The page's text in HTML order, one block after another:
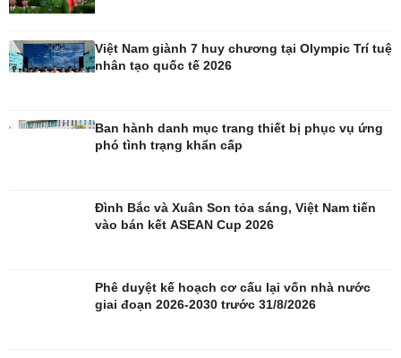
Blog
Việt Nam giành 7 huy chương tại Olympic Trí tuệ
nhân tạo quốc tế 2026
Ban hành danh mục trang thiết bị phục vụ ứng
phó tình trạng khẩn cấp
Đình Bắc và Xuân Son tỏa sáng, Việt Nam tiến
vào bán kết ASEAN Cup 2026
Phê duyệt kế hoạch cơ cấu lại vốn nhà nước
giai đoạn 2026-2030 trước 31/8/2026